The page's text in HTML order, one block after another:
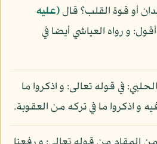
أو قوة القلب؟ قال(عليه
و رواه العياشي أيضا في
في قوله تعالى: و اذكروا ما
و اذكروا ما في تركه من العقوبة.